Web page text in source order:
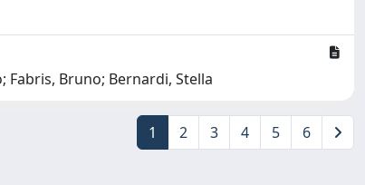
Fabris, Bruno; Bernardi, Stella
1 2 3 4 5 6